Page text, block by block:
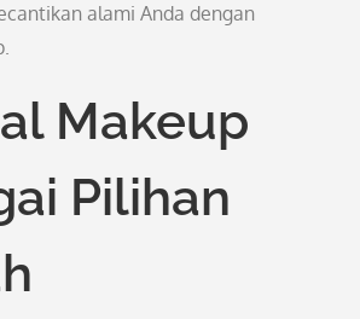
alami Anda dengan
Makeup
Pilihan